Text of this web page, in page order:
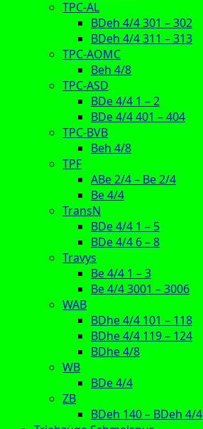
TPC-AL
BDeh 4/4 301 – 302
BDeh 4/4 311 – 313
TPC-AOMC
Beh 4/8
TPC-ASD
BDe 4/4 1 – 2
BDe 4/4 401 – 404
TPC-BVB
Beh 4/8
TPF
ABe 2/4 – Be 2/4
Be 4/4
TransN
BDe 4/4 1 – 5
BDe 4/4 6 – 8
Travys
Be 4/4 1 – 3
Be 4/4 3001 – 3006
WAB
BDhe 4/4 101 – 118
BDhe 4/4 119 – 124
BDhe 4/8
WB
BDe 4/4
ZB
BDeh 140 – BDeh 4/4